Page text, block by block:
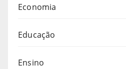
Economia
Educação
Ensino